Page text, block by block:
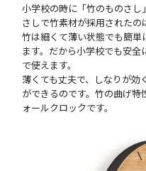
小学校の時に「竹のものさ
さしで竹素材が採用されたの
竹は細くて薄い状態でも簡
ます。だから小学校でも安
で使えます。
薄くても丈夫で、しなりが効
ができるのです。竹の曲げ
ォールクロックです。